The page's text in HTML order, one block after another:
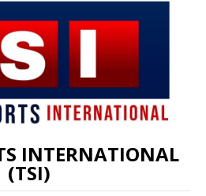
INTERNATIONAL
(TSI)